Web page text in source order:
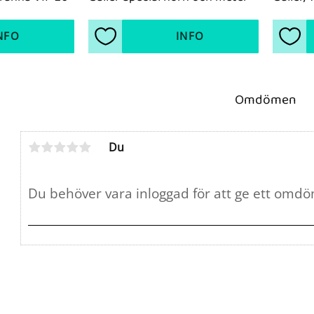
Omdömen
Du
Lägg till i favoriter
INFO